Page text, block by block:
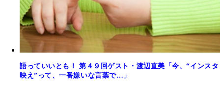
語っていいとも！ 第４９回ゲスト・渡辺直美「今、“インスタ
映え”って、一番嫌いな言葉で…」